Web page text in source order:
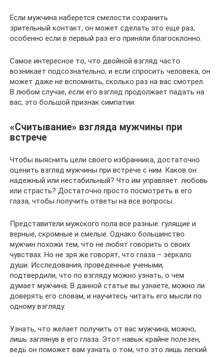
Если мужчина наберется смелости сохранить
зрительный контакт, он может сделать это еще раз,
особенно если в первый раз его приняли благосклонно.
Самое интересное то, что двойной взгляд часто
возникает подсознательно, и если спросить человека, он
может даже не вспомнить, сколько раз на вас смотрел.
В любом случае, если его взгляд продолжает падать на
вас, это большой признак симпатии.
«Считывание» взгляда мужчины при
встрече
Чтобы выяснить цели своего избранника, достаточно
оценить взгляд мужчины при встрече с ним. Каков он:
надежный или нестабильный? Что им управляет: любовь
или страсть? Достаточно просто посмотреть в его
глаза, чтобы получить ответы на все вопросы.
Представители мужского пола все разные: гулящие и
верные, скромные и смелые. Однако большинство
мужчин похожи тем, что не любят говорить о своих
чувствах. Но не зря же говорят, что глаза – зеркало
души. Исследования, проведенные учеными,
подтвердили, что по взгляду можно узнать, о чем
думает мужчина. В данной статье вы узнаете, можно ли
доверять его словам, и научитесь читать его мысли по
одному взгляду.
Узнать, что желает получить от вас мужчина, можно,
лишь заглянув в его глаза. Этот навык крайне полезен,
ведь он поможет вам узнать о том, что это лишь легкий